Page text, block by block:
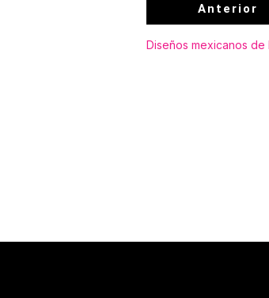
Anterior
Diseños mexicanos de